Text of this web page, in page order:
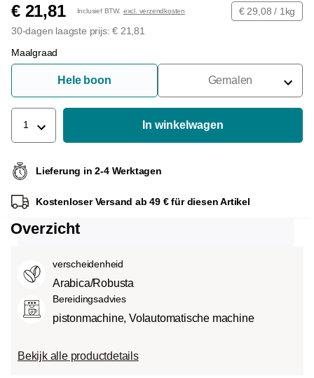
€ 21,81 Inclusief BTW. excl. verzendkosten
30-dagen laagste prijs: € 21,81
€ 29,08 / 1kg
Maalgraad
Hele boon Gemalen
Voor Portafilter
1 In winkelwagen
Lieferung in 2-4 Werktagen
Kostenloser Versand ab 49 € für diesen Artikel
Overzicht
verscheidenheid
Arabica/Robusta
Bereidingsadvies
pistonmachine, Volautomatische machine
Bekijk alle productdetails